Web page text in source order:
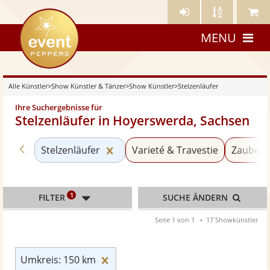
Künstler- Künstler Meine
eventpeppers
MENU
Alle Künstler>Show Künstler & Tänzer>Show Künstler>Stelzenläufer
Ihre Suchergebnisse für
Stelzenläufer in Hoyerswerda, Sachsen
Zurück zu «Show Künstler»
Stelzenläufer Kategorie «Stelzenläufer»
Varieté & Travestie
Umkreis: 150 km
FILTER 1 SUCHE ÄNDERN
Seite 1 von 1 17 Showkünstler